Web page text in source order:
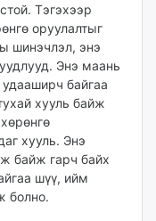
Тэгэхээр
оруулалтыг
шинэчлэл, энэ
Энэ маань
удааширч байгаа
хууль байж
хууль. Энэ
байж гарч байх
шүү, ийм
болно.